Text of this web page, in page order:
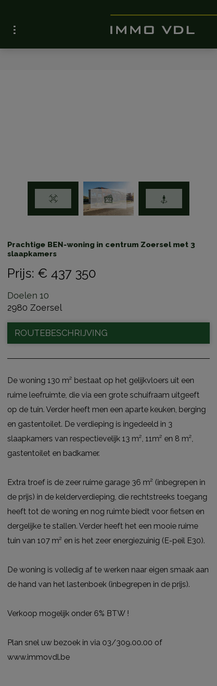
Prachtige BEN-woning in centrum Zoersel met 3
slaapkamers
Prijs: € 437 350
Doelen 10
2980 Zoersel
ROUTEBESCHRIJVING
De woning 130 m² bestaat op het gelijkvloers uit een
ruime leefruimte, die via een grote schuifraam uitgeeft
op de tuin. Verder heeft men een aparte keuken, berging
en gastentoilet. De verdieping is ingedeeld in 3
slaapkamers van respectievelijk 13 m², 11m² en 8 m²,
gastentoilet en badkamer.
Extra troef is de zeer ruime garage 36 m² (inbegrepen in
de prijs) in de kelderverdieping, die rechtstreeks toegang
heeft tot de woning en nog ruimte biedt voor fietsen en
dergelijke te stallen. Verder heeft het een mooie ruime
tuin van 107 m² en is het zeer energiezuinig (E-peil E30).
De woning is volledig af te werken naar eigen smaak aan
de hand van het lastenboek (inbegrepen in de prijs).
Verkoop mogelijk onder 6% BTW !
Plan snel uw bezoek in via 03/309.00.00 of
www.immovdl.be